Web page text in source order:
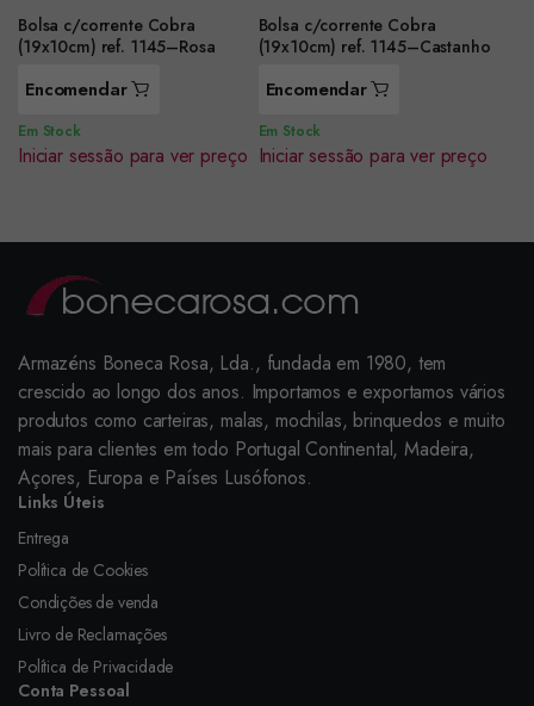
Bolsa c/corrente Cobra
(19x10cm) ref. 1145–Rosa
Encomendar
Em Stock
Iniciar sessão para ver preço
Bolsa c/corrente Cobra
(19x10cm) ref. 1145–Castanho
Encomendar
Em Stock
Iniciar sessão para ver preço
Armazéns Boneca Rosa, Lda., fundada em 1980, tem
crescido ao longo dos anos. Importamos e exportamos vários
produtos como carteiras, malas, mochilas, brinquedos e muito
mais para clientes em todo Portugal Continental, Madeira,
Açores, Europa e Países Lusófonos.
Links Úteis
Entrega
Política de Cookies
Condições de venda
Livro de Reclamações
Política de Privacidade
Conta Pessoal